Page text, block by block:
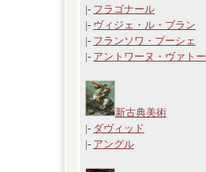
|- フラゴナール
|- ヴィジェ・ル・ブラン
|- フランソワ・ブーシェ
|- アントワーヌ・ヴァトー
新古典美術
|- ダヴィッド
|- アングル